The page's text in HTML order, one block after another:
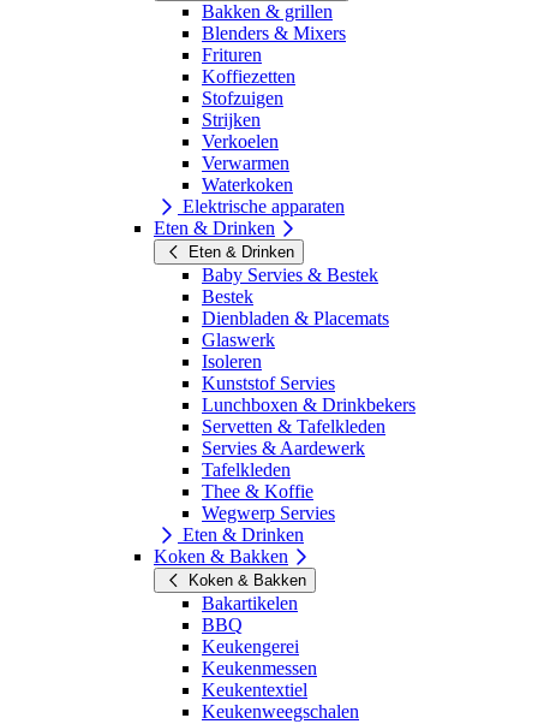
Bakken & grillen
Blenders & Mixers
Frituren
Koffiezetten
Stofzuigen
Strijken
Verkoelen
Verwarmen
Waterkoken
Elektrische apparaten
Eten & Drinken
Eten & Drinken
Baby Servies & Bestek
Bestek
Dienbladen & Placemats
Glaswerk
Isoleren
Kunststof Servies
Lunchboxen & Drinkbekers
Servetten & Tafelkleden
Servies & Aardewerk
Tafelkleden
Thee & Koffie
Wegwerp Servies
Eten & Drinken
Koken & Bakken
Koken & Bakken
Bakartikelen
BBQ
Keukengerei
Keukenmessen
Keukentextiel
Keukenweegschalen